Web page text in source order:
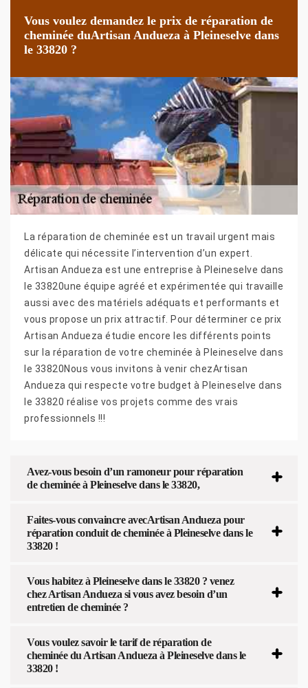
Vous voulez demandez le prix de réparation de
cheminée duArtisan Andueza à Pleineselve dans
le 33820 ?
La réparation de cheminée est un travail urgent mais
délicate qui nécessite l’intervention d’un expert.
Artisan Andueza est une entreprise à Pleineselve dans
le 33820une équipe agréé et expérimentée qui travaille
aussi avec des matériels adéquats et performants et
vous propose un prix attractif. Pour déterminer ce prix
Artisan Andueza étudie encore les différents points
sur la réparation de votre cheminée à Pleineselve dans
le 33820Nous vous invitons à venir chezArtisan
Andueza qui respecte votre budget à Pleineselve dans
le 33820 réalise vos projets comme des vrais
professionnels !!!
Avez-vous besoin d’un ramoneur pour réparation
de cheminée à Pleineselve dans le 33820,
Faites-vous convaincre avecArtisan Andueza pour
réparation conduit de cheminée à Pleineselve dans le
33820 !
Vous habitez à Pleineselve dans le 33820 ? venez
chez Artisan Andueza si vous avez besoin d’un
entretien de cheminée ?
Vous voulez savoir le tarif de réparation de
cheminée du Artisan Andueza à Pleineselve dans le
33820 !